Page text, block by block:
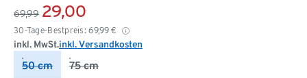
69,99 29,00
30-Tage-Bestpreis: 69,99 €
inkl. MwSt.inkl. Versandkosten
50 cm 75 cm